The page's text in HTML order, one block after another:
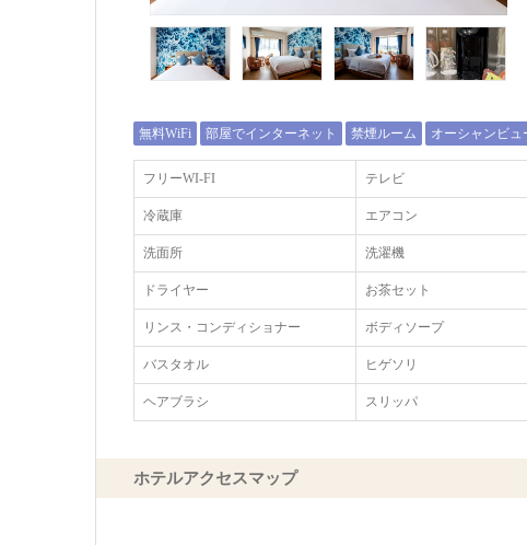
無料WiFi 部屋でインターネット 禁煙ルーム オーシャンビュ
フリーWI‐FI テレビ
冷蔵庫 エアコン
洗面所 洗濯機
ドライヤー お茶セット
リンス・コンディショナー ボディソープ
バスタオル ヒゲソリ
ヘアブラシ スリッパ
ホテルアクセスマップ